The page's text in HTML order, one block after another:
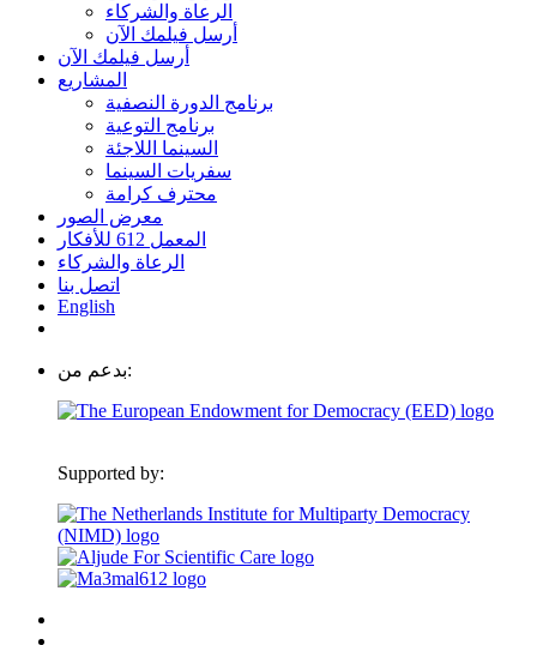
الرعاة والشركاء
أرسل فيلمك الآن
أرسل فيلمك الآن
المشاريع
برنامج الدورة النصفية
برنامج التوعية
السينما اللاجئة
سفريات السينما
محترف كرامة
معرض الصور
المعمل 612 للأفكار
الرعاة والشركاء
اتصل بنا
English
بدعم من:
Supported by: